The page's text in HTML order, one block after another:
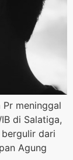
Pr meninggal
di Salatiga,
dari
Agung